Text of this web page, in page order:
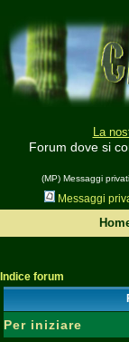
La
Forum dove si
(MP) Messaggi privati
Messaggi
Indice forum
Per iniziare